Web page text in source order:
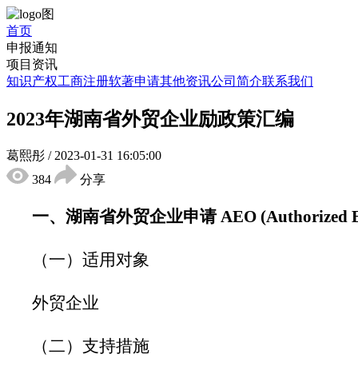
首页
申报通知
项目资讯
知识产权工商注册软著申请其他资讯公司简介联系我们
2023年湖南省外贸企业励政策汇编
葛熙彤 / 2023-01-31 16:05:00
384
分享
一、湖南省外贸企业申请 AEO (Authorized
（一）适用对象
外贸企业
（二）支持措施